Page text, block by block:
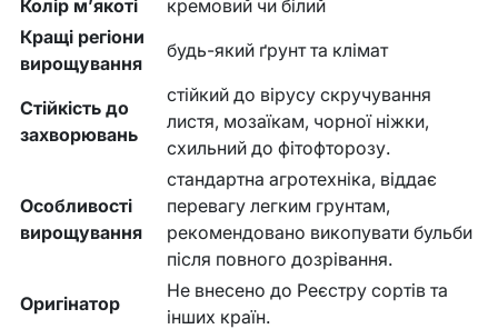
Колір м’якоті
кремовий чи білий
Кращі регіони
вирощування
будь-який ґрунт та клімат
Стійкість до
захворювань
стійкий до вірусу скручування
листя, мозаїкам, чорної ніжки,
схильний до фітофторозу.
Особливості
вирощування
стандартна агротехніка, віддає
перевагу легким грунтам,
рекомендовано викопувати бульби
після повного дозрівання.
Оригінатор
Не внесено до Реєстру сортів та
інших країн.